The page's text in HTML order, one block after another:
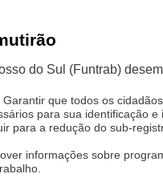
do Sul (Funtrab)
Garantir que todos os
para sua identificação e
para a redução do sub-
informações sobre